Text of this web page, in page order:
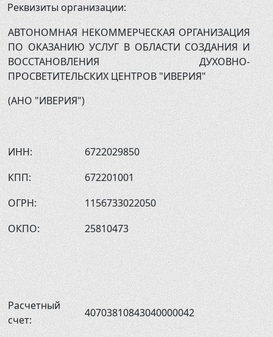
Реквизиты организации:
АВТОНОМНАЯ НЕКОММЕРЧЕСКАЯ ОРГАНИЗАЦИЯ
ПО ОКАЗАНИЮ УСЛУГ В ОБЛАСТИ СОЗДАНИЯ И
ВОССТАНОВЛЕНИЯ ДУХОВНО-
ПРОСВЕТИТЕЛЬСКИХ ЦЕНТРОВ "ИВЕРИЯ"
(АНО "ИВЕРИЯ")
ИНН:
6722029850
КПП:
672201001
ОГРН:
1156733022050
ОКПО:
25810473
Расчетный
счет:
40703810843040000042